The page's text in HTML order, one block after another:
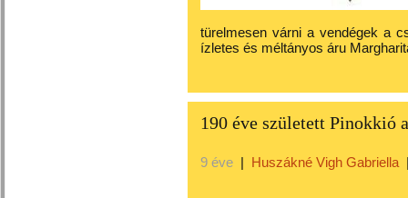
türelmesen várni a vendégek a
ízletes és méltányos áru
190 éve született Pinokkió
9 éve | Huszákné Vigh Gabriella